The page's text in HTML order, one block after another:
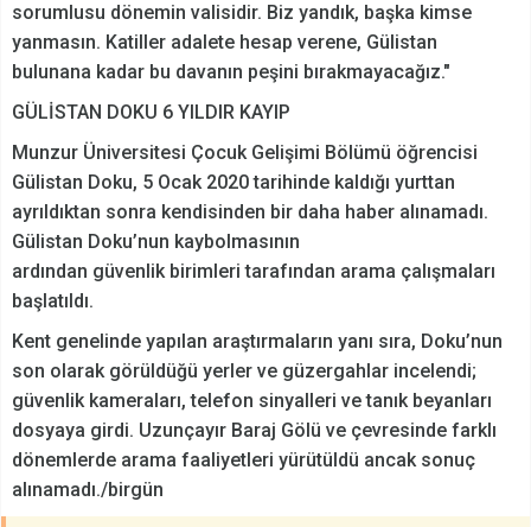
sorumlusu dönemin valisidir. Biz yandık, başka kimse
yanmasın. Katiller adalete hesap verene, Gülistan
bulunana kadar bu davanın peşini bırakmayacağız."
GÜLİSTAN DOKU 6 YILDIR KAYIP
Munzur Üniversitesi Çocuk Gelişimi Bölümü öğrencisi
Gülistan Doku, 5 Ocak 2020 tarihinde kaldığı yurttan
ayrıldıktan sonra kendisinden bir daha haber alınamadı.
Gülistan Doku’nun kaybolmasının
ardından güvenlik birimleri tarafından arama çalışmaları
başlatıldı.
Kent genelinde yapılan araştırmaların yanı sıra, Doku’nun
son olarak görüldüğü yerler ve güzergahlar incelendi;
güvenlik kameraları, telefon sinyalleri ve tanık beyanları
dosyaya girdi. Uzunçayır Baraj Gölü ve çevresinde farklı
dönemlerde arama faaliyetleri yürütüldü ancak sonuç
alınamadı./birgün